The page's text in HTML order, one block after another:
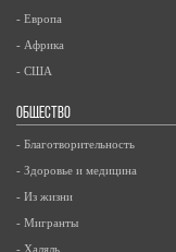
- Европа
- Африка
- США
ОБЩЕСТВО
- Благотворительность
- Здоровье и медицина
- Из жизни
- Мигранты
- Халяль